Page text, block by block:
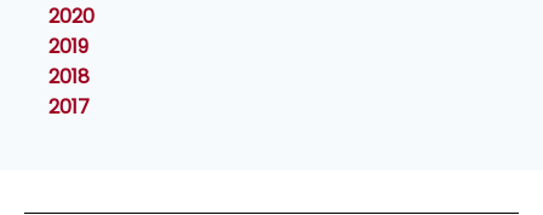
2020
2019
2018
2017